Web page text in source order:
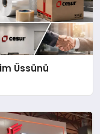
Üssünü